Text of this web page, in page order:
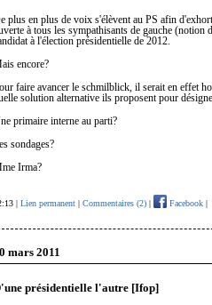
plus en plus de voix s'élèvent au PS afin
à tous les sympathisants de gauche
à l'élection présidentielle de 2012.
encore?
faire avancer le schmilblick, il serait en effet
solution alternative ils proposent pour
primaire interne au parti?
sondages?
Irma?
| Lien permanent | Commentaires (2) | Facebook |
mars 2011
présidentielle l'autre [Ifop]